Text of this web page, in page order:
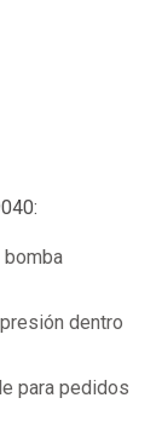
dentro
para pedidos